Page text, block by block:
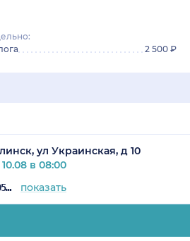
2 500 ₽
ул Украинская, д 10
в 08:00
+7 (930) 079-05-94 показать